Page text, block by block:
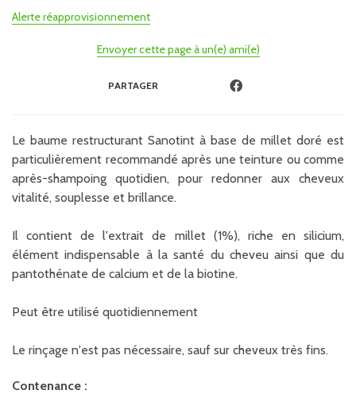
Alerte réapprovisionnement
Envoyer cette page à un(e) ami(e)
PARTAGER
Le baume restructurant Sanotint à base de millet doré est
particulièrement recommandé après une teinture ou comme
après-shampoing quotidien, pour redonner aux cheveux
vitalité, souplesse et brillance.
Il contient de l'extrait de millet (1%), riche en silicium,
élément indispensable à la santé du cheveu ainsi que du
pantothénate de calcium et de la biotine.
Peut être utilisé quotidiennement
Le rinçage n'est pas nécessaire, sauf sur cheveux très fins.
Contenance :